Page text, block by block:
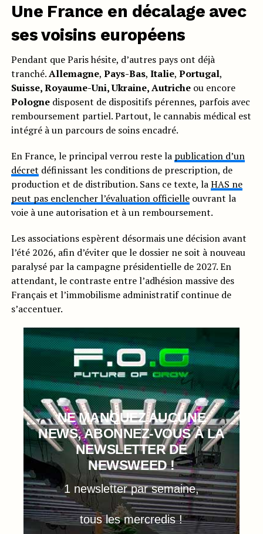
Une France en décalage avec
ses voisins européens
Pendant que Paris hésite, d’autres pays ont déjà
tranché.Allemagne, Pays-Bas, Italie, Portugal,
Suisse, Royaume-Uni, Ukraine, Autricheou encore
Polognedisposent de dispositifs pérennes, parfois avec
remboursement partiel. Partout, le cannabis médical est
intégré à un parcours de soins encadré.
En France, le principal verrou reste la publication d’un
décret définissant les conditions de prescription, de
production et de distribution. Sans ce texte, laHAS ne
peut pas enclencher l’évaluation officielleouvrant la
voie à une autorisation et à un remboursement.
Les associations espèrent désormais une décision avant
l’été 2026, afin d’éviter que le dossier ne soit à nouveau
paralysé par la campagne présidentielle de 2027. En
attendant, le contraste entre l’adhésion massive des
Français et l’immobilisme administratif continue de
s’accentuer.
NE MANQUEZ AUCUNE
NEWS, ABONNEZ-VOUS À LA
NEWSLETTER DE
NEWSWEED !
1 newsletter par semaine,
tous les mercredis !